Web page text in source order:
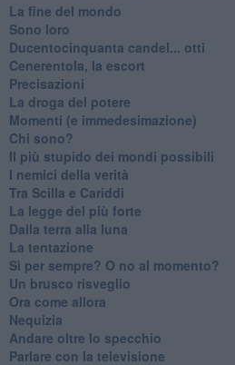
La fine del mondo
Sono loro
Ducentocinquanta candel... otti
Cenerentola, la escort
Precisazioni
La droga del potere
Momenti (e immedesimazione)
Chi sono?
Il più stupido dei mondi possibili
I nemici della verità
Tra Scilla e Cariddi
La legge del più forte
Dalla terra alla luna
La tentazione
​Sì per sempre? O no al momento?
Un brusco risveglio
Ora come allora
Nequizia
Andare oltre lo specchio
Parlare con la televisione